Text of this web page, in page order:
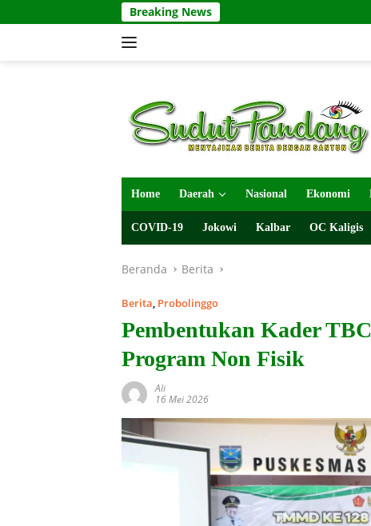
ke
Breaking News
Home Daerah Nasional Ekonomi
COVID-19 Jokowi Kalbar OC Kaligis
Beranda Berita
Berita, Probolinggo
Pembentukan Kader
Program Non Fisik
Ali
16 Mei 2026